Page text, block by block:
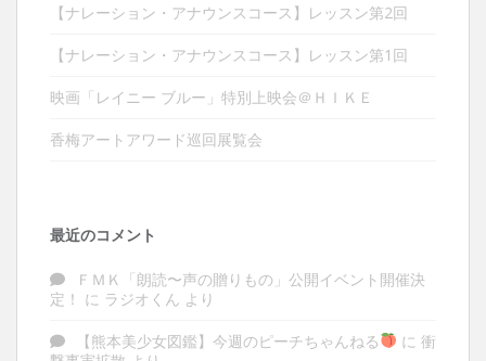
【ナレーション・アナウンスコース】レッスン第2回
【ナレーション・アナウンスコース】レッスン第1回
映画「レイニー ブルー」特別上映会＠ＨＩＫＥ
香梅アートアワード巡回展覧会
最近のコメント
ＦＭＫ「朗読〜声の贈りもの」公開イベント開催決
定！ に ラジオくん より
【熊本美少女図鑑】今週のピーチちゃんねる に 衝